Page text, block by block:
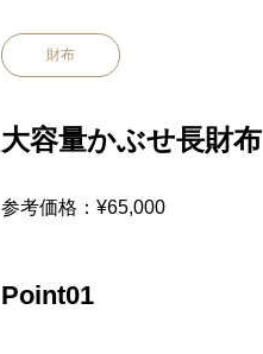
財布
大容量かぶせ長財布
参考価格：¥65,000
Point01